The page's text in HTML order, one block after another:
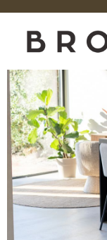
Kundendienst
Mein Konto
Kontakt
+49